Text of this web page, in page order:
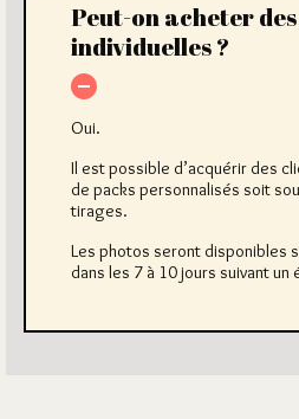
Peut-on acheter
individuelles ?
Oui.
Il est possible d’acquérir des
de packs personnalisés soit
tirages.
Les photos seront disponibles
dans les 7 à 10 jours suivant